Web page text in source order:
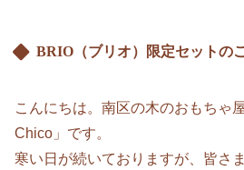
BRIO（ブリオ）限定セットの
こんにちは。南区の木のおもちゃ
Chico」です。
寒い日が続いておりますが、皆さ